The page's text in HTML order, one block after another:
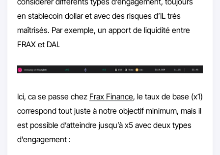
en stablecoin dollar et avec des risques d’IL très
maîtrisés. Par exemple, un apport de liquidité entre
FRAX et DAI.
Ici, ca se passe chez Frax Finance, le taux de base (x1)
correspond tout juste à notre objectif minimum, mais il
est possible d’atteindre jusqu’à x5 avec deux types
d’engagement :